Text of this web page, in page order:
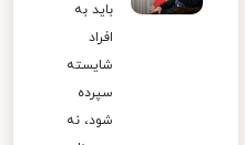
باید به
افراد
شایسته
سپرده
شود، نه